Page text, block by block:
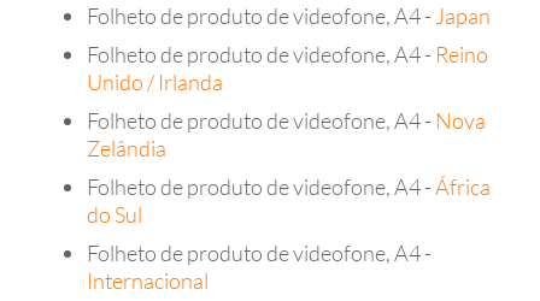
Folheto de produto de videofone, A4 - Japan
Folheto de produto de videofone, A4 - Reino
Unido / Irlanda
Folheto de produto de videofone, A4 - Nova
Zelândia
Folheto de produto de videofone, A4 -África
do Sul
Folheto de produto de videofone, A4 -
Internacional